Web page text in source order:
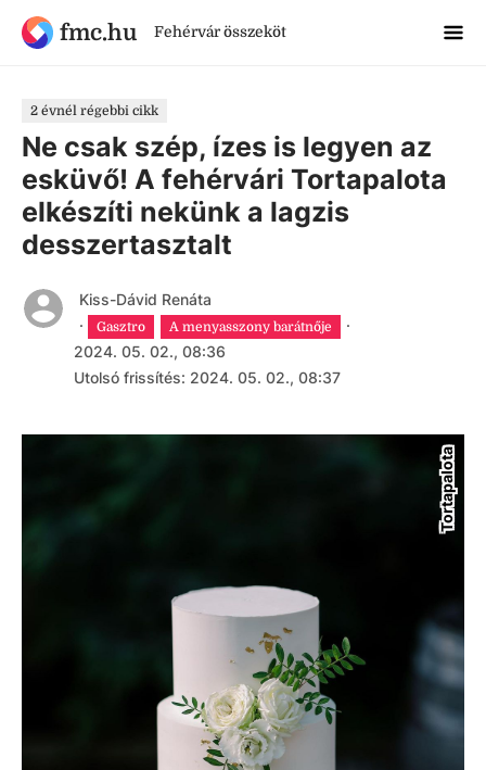
fmc.hu Fehérvár összeköt
2 évnél régebbi cikk
Ne csak szép, ízes is legyen az
esküvő! A fehérvári Tortapalota
elkészíti nekünk a lagzis
desszertasztalt
Kiss-Dávid Renáta
·
Gasztro A menyasszony barátnője
·
2024. 05. 02., 08:36
Utolsó frissítés: 2024. 05. 02., 08:37
Tortapalota